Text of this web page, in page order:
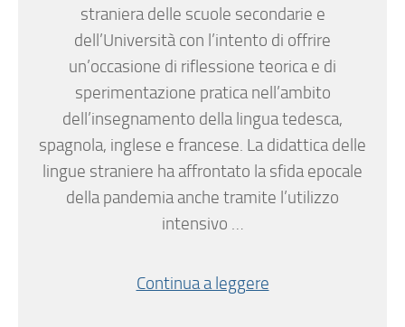
straniera delle scuole secondarie e
dell’Università con l’intento di offrire
un’occasione di riflessione teorica e di
sperimentazione pratica nell’ambito
dell’insegnamento della lingua tedesca,
spagnola, inglese e francese. La didattica delle
lingue straniere ha affrontato la sfida epocale
della pandemia anche tramite l’utilizzo
intensivo …
Continua a leggere